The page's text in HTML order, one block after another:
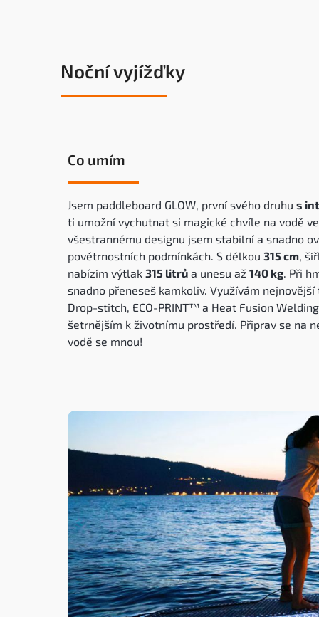
Noční vyjížďky
Co umím
Jsem paddleboard GLOW, první svého druhu s
ti umožní vychutnat si magické chvíle na vodě
všestrannému designu jsem stabilní a snadno
povětrnostních podmínkách. S délkou 315 cm,
nabízím výtlak 315 litrů a unesu až 140 kg. Při
snadno přeneseš kamkoliv. Využívám
Drop-stitch, ECO-PRINT™ a Heat Fusion
šetrnějším k životnímu prostředí. Připrav se na
vodě se mnou!